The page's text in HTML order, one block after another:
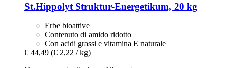
St.Hippolyt Struktur-​Energetikum, 20 kg
Erbe bioattive
Contenuto di amido ridotto
Con acidi grassi e vitamina E naturale
€ 44,49 (€ 2,22 / kg)